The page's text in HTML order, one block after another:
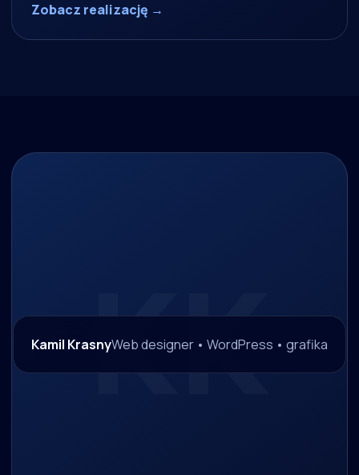
Zobacz realizację →
Kamil KrasnyWeb designer • WordPress • grafika